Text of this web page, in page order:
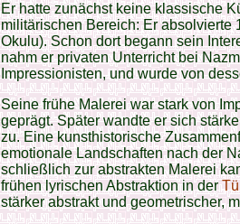
Er hatte zunächst keine klassische
militärischen Bereich: Er absolvierte
Okulu). Schon dort begann sein
nahm er privaten Unterricht bei
Impressionisten, und wurde von
Seine frühe Malerei war stark von
geprägt. Später wandte er sich
zu. Eine kunsthistorische
emotionale Landschaften nach der
schließlich zur abstrakten Malerei
frühen lyrischen Abstraktion in der
stärker abstrakt und geometrischer,